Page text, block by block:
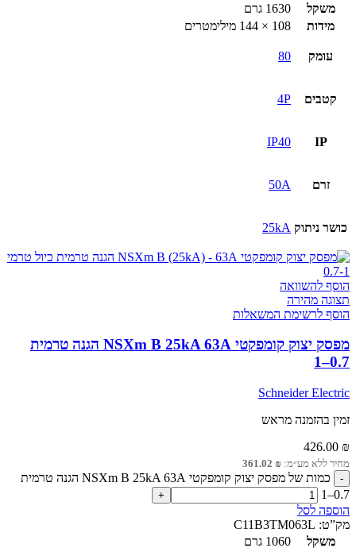
משקל
1630 גרם
מידות
108 × 144 מילימטרים
עומק 80
קטבים 4P
IP
IP40
זרם 50A
כושר ניתוק 25kA
הוסף להשוואה
תצוגה מהירה
הוסף לרשימת המשאלות
מפסק יצוק קומפקטי NSXm B 25kA 63A הגנה טרמית
0.7–1
Schneider Electric
זמין בהזמנה מראש
426.00 ₪
מחיר ללא מע״מ: 361.02 ₪
כמות של מפסק יצוק קומפקטי NSXm B 25kA 63A הגנה טרמית
0.7–1
הוספה לסל
מק”ט: C11B3TM063L
משקל
1060 גרם